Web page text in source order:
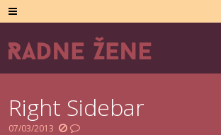
Right Sidebar
07/03/2013